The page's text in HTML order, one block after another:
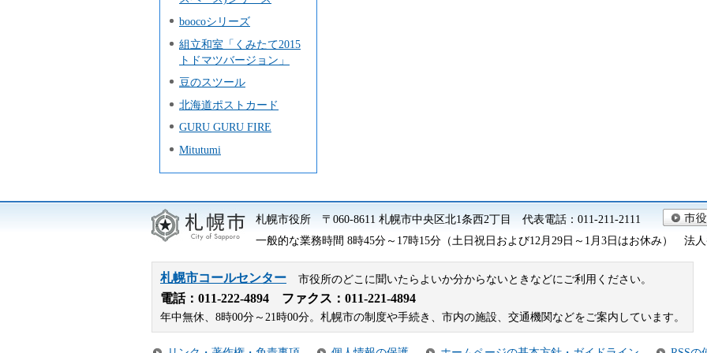
boocoシリーズ
組立和室「くみたて2015
トドマツバージョン」
豆のスツール
北海道ポストカード
GURU GURU FIRE
Mitutumi
札幌市役所 〒060-8611 札幌市中央区北1条西2丁目 代表電話：011-211-2111
一般的な業務時間 8時45分～17時15分（土日祝日および12月29日～1月3日はお休み） 法人
札幌市コールセンター 市役所のどこに聞いたらよいか分からないときなどにご利用ください。
電話： 011-222-4894 ファクス：011-221-4894
年中無休、8時00分～21時00分。札幌市の制度や手続き、市内の施設、交通機関などをご案内しています。